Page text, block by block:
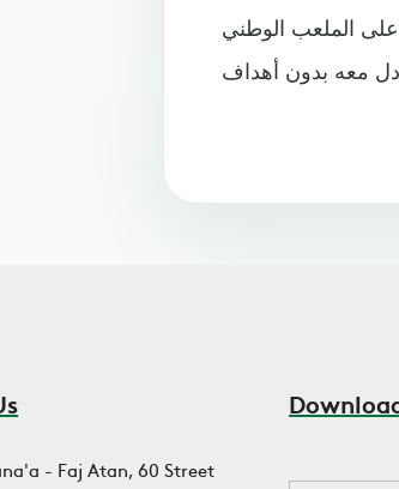
على الملعب الوطني
- Faj Atan, 60 Street